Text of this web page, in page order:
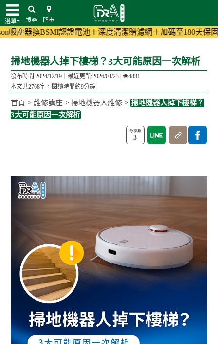
選單 搜尋 門市
認證電池＋深度清潔贈濾網＋加碼至180天保固!(活動詳情)
掃地機器人掉下樓梯？3大可能原因一次解析
發布時間:2024/12/19｜最近更新:2026/03/23 |
4831
本文共2768字，閱讀時間約9分鐘
首頁 >維修講座 >掃地機器人維修 > 掃地機器人掉下樓梯？
3大可能原因一次解析
3